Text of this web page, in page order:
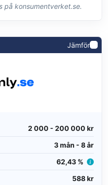
på konsumentverket.se.
Jämför
2 000 - 200 000 kr
3 mån - 8 år
62,43 %
588 kr